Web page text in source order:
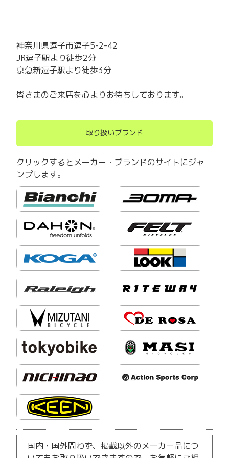
神奈川県逗子市逗子5-2-42
JR逗子駅より徒歩2分
京急新逗子駅より徒歩3分
皆さまのご来店を心よりお待ちしております。
取り扱いブランド
クリックするとメーカー・ブランドのサイトにジャ
ンプします。
国内・国外問わず、掲載以外のメーカー品につ